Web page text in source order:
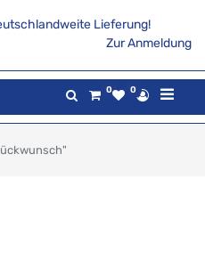
Lieferung!
Zur Anmeldung
0 0